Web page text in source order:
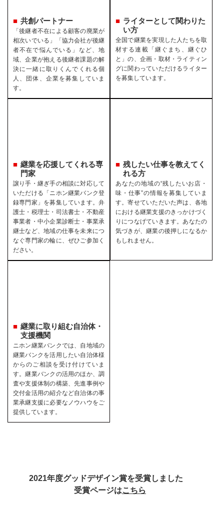
共創パートナー
「後継者不在による顧客の廃業が
相次いでいる」「協力会社が後継
者不在で悩んでいる」など、地
域、企業が抱える後継者課題の解
決に一緒に取りくんでくれる個
人、団体、企業を募集していま
す。
ライターとして関わりた
い方
全国で継業を実現した人たちを取
材する連載「継ぐまち、継ぐひ
と」の、企画・取材・ライティン
グに関わっていただけるライター
を募集しています。
継業を応援してくれる専
門家
譲り手・継ぎ手の相談に対応して
いただける「ニホン継業バンク登
録専門家」を募集しています。弁
護士・税理士・司法書士・不動産
事業者・中小企業診断士・事業承
継士など、地域の仕事を未来につ
なぐ専門家の輪に、ぜひご参加く
ださい。
残したい仕事を教えてく
れる方
あなたの地域の“残したいお店・
味・仕事”の情報を募集していま
す。寄せていただいた声は、各地
における継業支援のきっかけづく
りにつなげていきます。あなたの
気づきが、継業の後押しになるか
もしれません。
継業に取り組む自治体・
支援機関
ニホン継業バンクでは、自地域の
継業バンクを活用したい自治体様
からのご相談を受け付けていま
す。継業バンクの活用のほか、調
査や支援体制の構築、先進事例や
交付金活用の紹介など自治体の事
業承継支援に必要なノウハウをご
提供しています。
2021年度グッドデザイン賞を受賞しました
受賞ページはこちら